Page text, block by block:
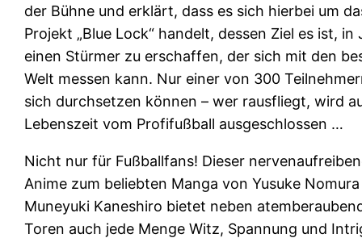
der Bühne und erklärt, dass es sich hierbei um
Projekt „Blue Lock“ handelt, dessen Ziel es ist, in
einen Stürmer zu erschaffen, der sich mit den
Welt messen kann. Nur einer von 300
sich durchsetzen können – wer rausfliegt, wird
Lebenszeit vom Profifußball ausgeschlossen …
Nicht nur für Fußballfans! Dieser
Anime zum beliebten Manga von Yusuke
Muneyuki Kaneshiro bietet neben
Toren auch jede Menge Witz, Spannung und